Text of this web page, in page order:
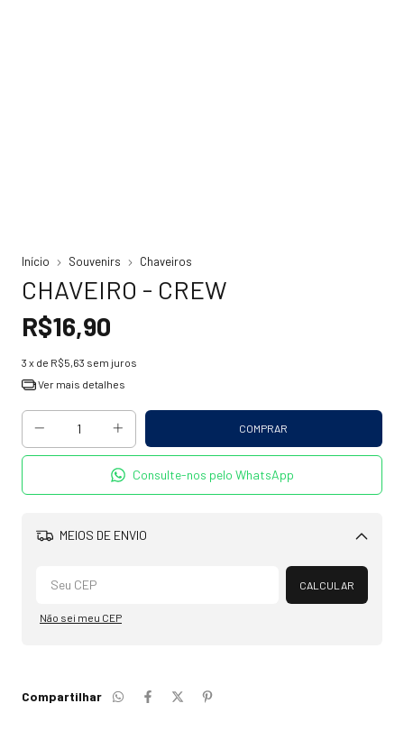
Início Souvenirs Chaveiros
CHAVEIRO - CREW
R$16,90
3 x de R$5,63 sem juros
Ver mais detalhes
Consulte-nos pelo WhatsApp
MEIOS DE ENVIO
Alterar CEP
CALCULAR
Não sei meu CEP
Compartilhar